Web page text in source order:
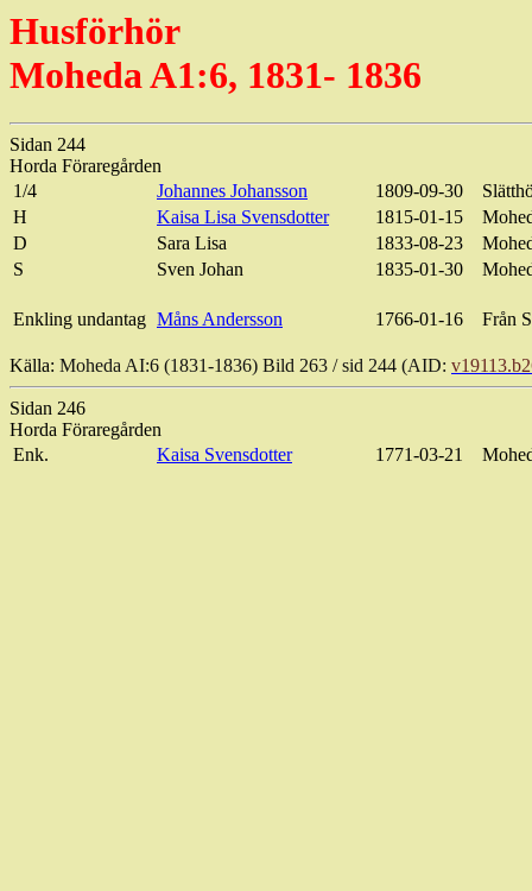
Husförhör
Moheda A1:6, 1831- 1836
Sidan 244
Horda Föraregården
1/4
Johannes Johansson 1809-09-30
H
Kaisa Lisa Svensdotter 1815-01-15
D
Sara Lisa 1833-08-23
S
Sven Johan 1835-01-30
Enkling undantag Måns Andersson 1766-01-16 Från
Källa: Moheda AI:6 (1831-1836) Bild 263 / sid 244 (AID:
Sidan 246
Horda Föraregården
Enk. Kaisa Svensdotter 1771-03-21